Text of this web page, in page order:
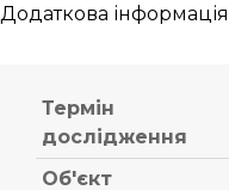
Додаткова інформація
Термін
дослідження
Об'єкт